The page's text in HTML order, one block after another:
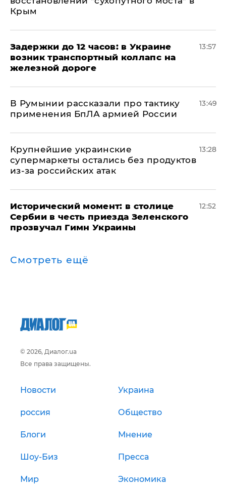
Крым
Задержки до 12 часов: в Украине
возник транспортный коллапс на
железной дороге
13:57
В Румынии рассказали про тактику
применения БпЛА армией России
13:49
Крупнейшие украинские
супермаркеты остались без продуктов
из-за российских атак
13:28
Исторический момент: в столице
Сербии в честь приезда Зеленского
прозвучал Гимн Украины
12:52
Смотреть ещё
© 2026, Диалог.ua
Все права защищены.
Новости Украина
россия Общество
Блоги Мнение
Шоу-Биз Пресса
Мир Экономика